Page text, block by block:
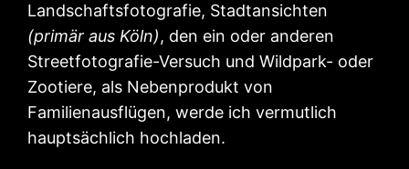
Landschaftsfotografie, Stadtansichten
(primär aus Köln), den ein oder anderen
Streetfotografie-Versuch und Wildpark- oder
Zootiere, als Nebenprodukt von
Familienausflügen, werde ich vermutlich
hauptsächlich hochladen.